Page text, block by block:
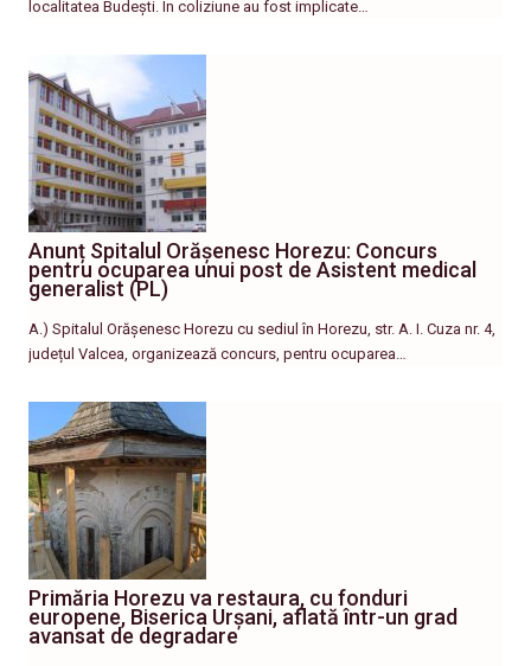
localitatea Budești. În coliziune au fost implicate…
Anunț Spitalul Orășenesc Horezu: Concurs
pentru ocuparea unui post de Asistent medical
generalist (PL)
A.) Spitalul Orășenesc Horezu cu sediul în Horezu, str. A. I. Cuza nr. 4,
județul Valcea, organizează concurs, pentru ocuparea…
Primăria Horezu va restaura, cu fonduri
europene, Biserica Urșani, aflată într-un grad
avansat de degradare